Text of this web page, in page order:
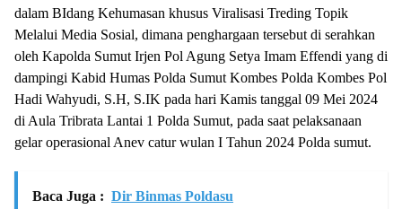
dalam BIdang Kehumasan khusus Viralisasi Treding Topik
Melalui Media Sosial, dimana penghargaan tersebut di serahkan
oleh Kapolda Sumut Irjen Pol Agung Setya Imam Effendi yang di
dampingi Kabid Humas Polda Sumut Kombes Polda Kombes Pol
Hadi Wahyudi, S.H, S.IK pada hari Kamis tanggal 09 Mei 2024
di Aula Tribrata Lantai 1 Polda Sumut, pada saat pelaksanaan
gelar operasional Anev catur wulan I Tahun 2024 Polda sumut.
Baca Juga : Dir Binmas Poldasu